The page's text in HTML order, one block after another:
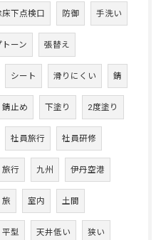
下点検口 防御 手洗い
トーン 張替え
シート 滑りにくい 錆
錆止め 下塗り 2度塗り
社員旅行 社員研修
旅行 九州 伊丹空港
旅 室内 土間
平型 天井低い 狭い